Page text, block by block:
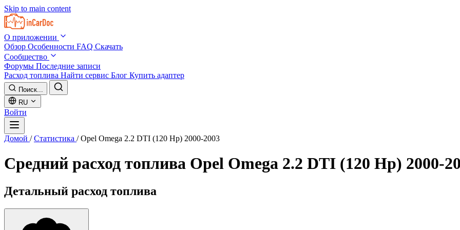
Skip to main content
О приложении
Обзор Особенности FAQ Скачать
Сообщество
Форумы Последние записи
Расход топлива Найти сервис Блог Купить адаптер
Поиск...
RU
Войти
Домой / Статистика / Opel Omega 2.2 DTI (120 Hp) 2000-2003
Средний расход топлива Opel Omega 2.2 DTI (120 Hp) 2000-
Детальный расход топлива